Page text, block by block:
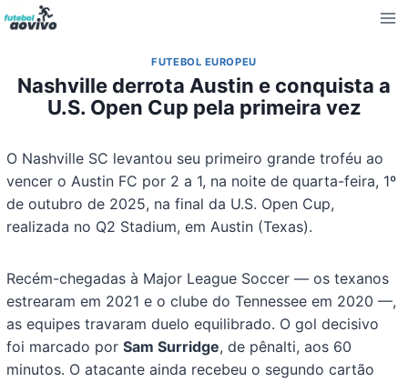
Pular
para
Conteúdo
FUTEBOL EUROPEU
Nashville derrota Austin e conquista a
U.S. Open Cup pela primeira vez
O Nashville SC levantou seu primeiro grande troféu ao
vencer o Austin FC por 2 a 1, na noite de quarta-feira, 1º
de outubro de 2025, na final da U.S. Open Cup,
realizada no Q2 Stadium, em Austin (Texas).
Recém-chegadas à Major League Soccer — os texanos
estrearam em 2021 e o clube do Tennessee em 2020 —,
as equipes travaram duelo equilibrado. O gol decisivo
foi marcado porSam Surridge, de pênalti, aos 60
minutos. O atacante ainda recebeu o segundo cartão